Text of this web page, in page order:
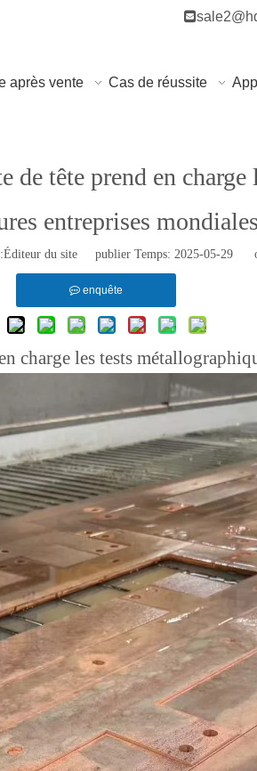

après vente Cas de réussite
tête prend en
entreprises mondiales
du site publier Temps: 2025-05-29
enquête
charge les tests